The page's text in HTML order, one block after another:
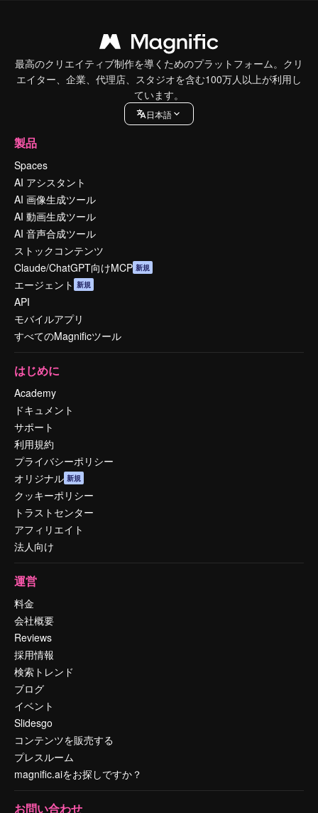
最高のクリエイティブ制作を導くためのプラットフォーム。クリ
エイター、企業、代理店、スタジオを含む100万人以上が利用し
ています。
日本語
製品
Spaces
AI アシスタント
AI 画像生成ツール
AI 動画生成ツール
AI 音声合成ツール
ストックコンテンツ
Claude/ChatGPT向けMCP 新規
エージェント 新規
API
モバイルアプリ
すべてのMagnificツール
はじめに
Academy
ドキュメント
サポート
利用規約
プライバシーポリシー
オリジナル 新規
クッキーポリシー
トラストセンター
アフィリエイト
法人向け
運営
料金
会社概要
Reviews
採用情報
検索トレンド
ブログ
イベント
Slidesgo
コンテンツを販売する
プレスルーム
magnific.aiをお探しですか？
お問い合わせ